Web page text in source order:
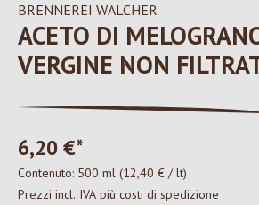
BRENNEREI WALCHER
ACETO DI
VERGINE NON
6,20 €*
Contenuto: 500 ml (12,40 € / lt)
Prezzi incl. IVA più costi di spedizione